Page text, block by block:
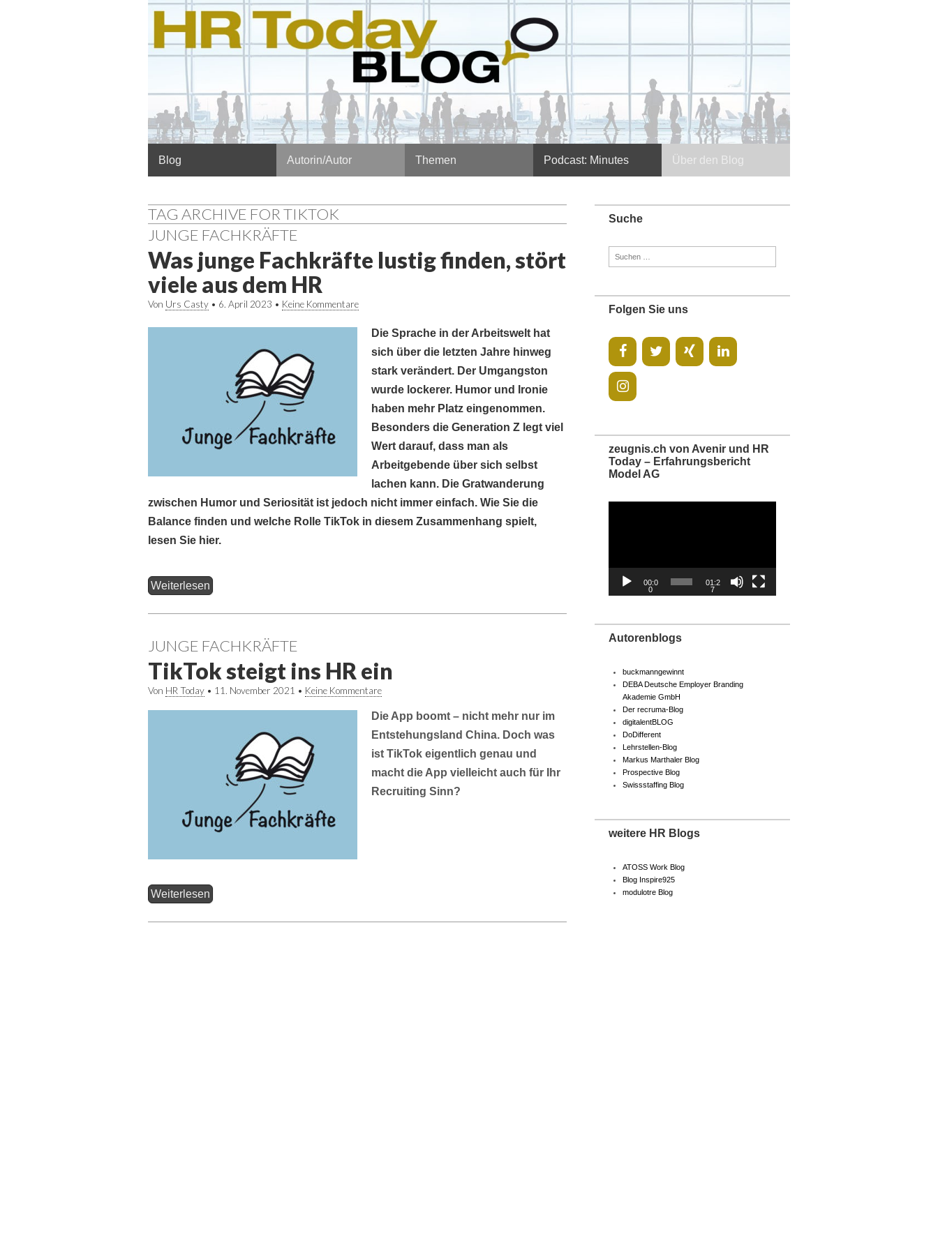
Hauptmenü
Blog Autorin/Autor Themen Podcast: Minutes Über den Blog
TAG ARCHIVE FOR TIKTOK
JUNGE FACHKRÄFTE
Was junge Fachkräfte lustig finden, stört
viele aus dem HR
Von Urs Casty • 6. April 2023 • Keine Kommentare
Die Sprache in der Arbeitswelt hat
sich über die letzten Jahre hinweg
stark verändert. Der Umgangston
wurde lockerer. Humor und Ironie
haben mehr Platz eingenommen.
Besonders die Generation Z legt viel
Wert darauf, dass man als
Arbeitgebende über sich selbst
lachen kann. Die Gratwanderung
zwischen Humor und Seriosität ist jedoch nicht immer einfach. Wie Sie die
Balance finden und welche Rolle TikTok in diesem Zusammenhang spielt,
lesen Sie hier.
Weiterlesen
JUNGE FACHKRÄFTE
TikTok steigt ins HR ein
Von HR Today • 11. November 2021 • Keine Kommentare
Die App boomt – nicht mehr nur im
Entstehungsland China. Doch was
ist TikTok eigentlich genau und
macht die App vielleicht auch für Ihr
Recruiting Sinn?
Weiterlesen
Suche
Folgen Sie uns
zeugnis.ch von Avenir und HR
Today – Erfahrungsbericht
Model AG
00:0
0
01:2
7
Autorenblogs
buckmanngewinnt
DEBA Deutsche Employer Branding
Akademie GmbH
Der recruma-Blog
digitalentBLOG
DoDifferent
Lehrstellen-Blog
Markus Marthaler Blog
Prospective Blog
Swissstaffing Blog
weitere HR Blogs
ATOSS Work Blog
Blog Inspire925
modulotre Blog